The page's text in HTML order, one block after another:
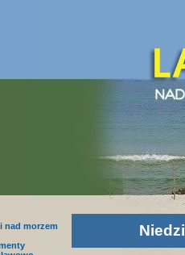
nad morzem